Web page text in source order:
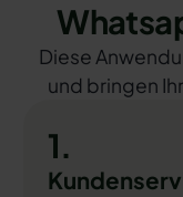
Diese
und bringen
1.